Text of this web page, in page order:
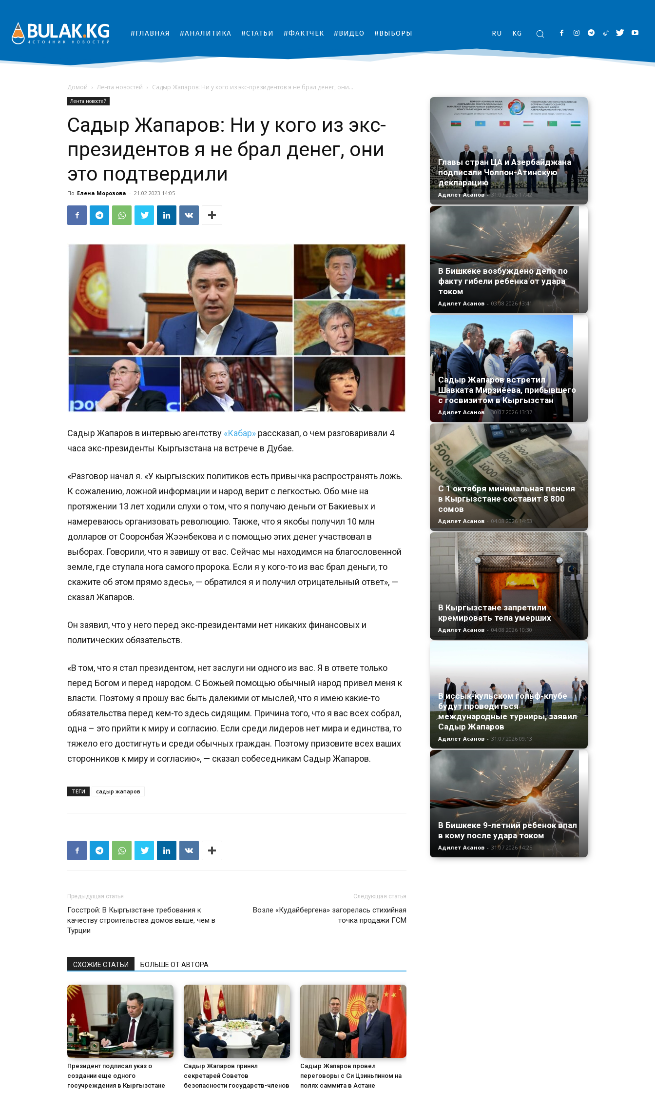
#ГЛАВНАЯ #АНАЛИТИКА #СТАТЬИ #ФАКТЧЕК #ВИДЕО #ВЫБОРЫ RU KG
Домой Лента новостей Садыр Жапаров: Ни у кого из экс-президентов я не брал денег, они...
Лента новостей
Садыр Жапаров: Ни у кого из экс-
президентов я не брал денег, они
это подтвердили
По Елена Морозова - 21.02.2023 14:05
Садыр Жапаров в интервью агентству «Кабар» рассказал, о чем разговаривали 4
часа экс-президенты Кыргызстана на встрече в Дубае.
«Разговор начал я. «У кыргызских политиков есть привычка распространять ложь.
К сожалению, ложной информации и народ верит с легкостью. Обо мне на
протяжении 13 лет ходили слухи о том, что я получаю деньги от Бакиевых и
намереваюсь организовать революцию. Также, что я якобы получил 10 млн
долларов от Сооронбая Жээнбекова и с помощью этих денег участвовал в
выборах. Говорили, что я завишу от вас. Сейчас мы находимся на благословенной
земле, где ступала нога самого пророка. Если я у кого-то из вас брал деньги, то
скажите об этом прямо здесь», — обратился я и получил отрицательный ответ», —
сказал Жапаров.
Он заявил, что у него перед экс-президентами нет никаких финансовых и
политических обязательств.
«В том, что я стал президентом, нет заслуги ни одного из вас. Я в ответе только
перед Богом и перед народом. С Божьей помощью обычный народ привел меня к
власти. Поэтому я прошу вас быть далекими от мыслей, что я имею какие-то
обязательства перед кем-то здесь сидящим. Причина того, что я вас всех собрал,
одна – это прийти к миру и согласию. Если среди лидеров нет мира и единства, то
тяжело его достигнуть и среди обычных граждан. Поэтому призовите всех ваших
сторонников к миру и согласию», — сказал собеседникам Садыр Жапаров.
ТЕГИ садыр жапаров
Предыдущая статья
Госстрой: В Кыргызстане требования к
качеству строительства домов выше, чем в
Турции
Следующая статья
Возле «Кудайбергена» загорелась стихийная
точка продажи ГСМ
СХОЖИЕ СТАТЬИ БОЛЬШЕ ОТ АВТОРА
Президент подписал указ о
создании еще одного
госучреждения в Кыргызстане
Садыр Жапаров принял
секретарей Советов
безопасности государств-членов
Садыр Жапаров провел
переговоры с Си Цзиньпином на
полях саммита в Астане
Главы стран ЦА и Азербайджана
подписали Чолпон-Атинскую
декларацию
Адилет Асанов - 31.07.2026 17:42
В Бишкеке возбуждено дело по
факту гибели ребенка от удара
током
Адилет Асанов - 03.08.2026 13:41
Садыр Жапаров встретил
Шавката Мирзиёева, прибывшего
с госвизитом в Кыргызстан
Адилет Асанов - 30.07.2026 13:37
С 1 октября минимальная пенсия
в Кыргызстане составит 8 800
сомов
Адилет Асанов - 04.08.2026 14:53
В Кыргызстане запретили
кремировать тела умерших
Адилет Асанов - 04.08.2026 10:30
В иссык-кульском гольф-клубе
будут проводиться
международные турниры, заявил
Садыр Жапаров
Адилет Асанов - 31.07.2026 09:13
В Бишкеке 9-летний ребенок впал
в кому после удара током
Адилет Асанов - 31.07.2026 14:25